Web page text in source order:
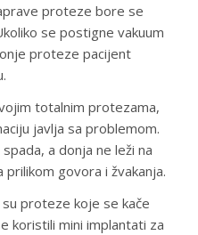
proteze bore se
se postigne vakuum
proteze pacijent
totalnim protezama,
javlja sa problemom.
a donja ne leži na
govora i žvakanja.
proteze koje se kače
koristili mini implantati za